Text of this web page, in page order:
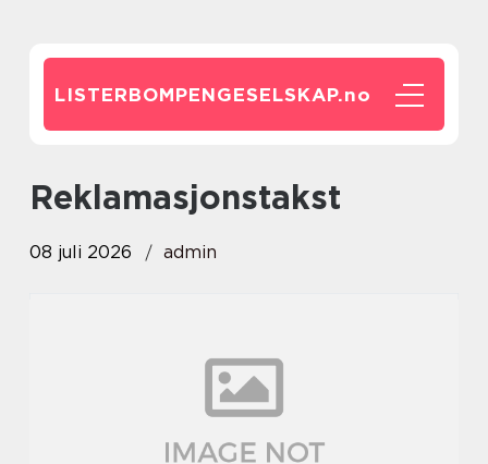
LISTERBOMPENGESELSKAP.no
reklamasjonstakst
08 juli 2026 admin